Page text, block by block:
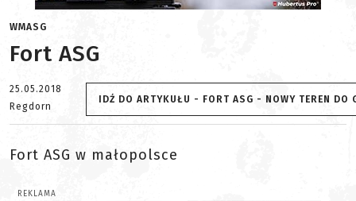
WMASG
Fort ASG
25.05.2018
Regdorn
IDŹ DO ARTYKUŁU - FORT ASG - NOWY TEREN
Fort ASG w małopolsce
REKLAMA